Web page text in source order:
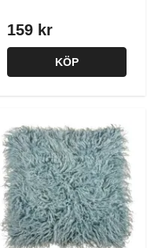
159 kr
KÖP